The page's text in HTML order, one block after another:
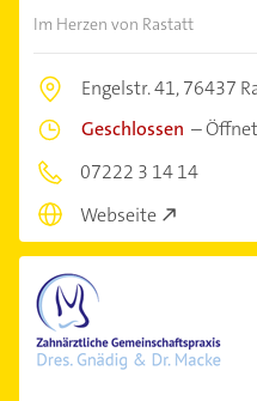
Im Herzen von Rastatt
Engelstr. 41,76437
Geschlossen –
07222 3 14 14
Webseite